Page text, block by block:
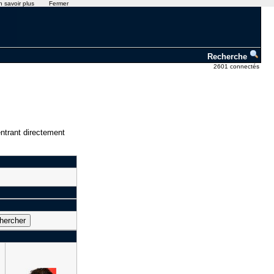
Recherche
2601 connectés
directement
savoir plus Fermer